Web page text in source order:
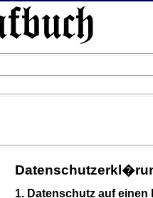
1. Datenschutz auf einen